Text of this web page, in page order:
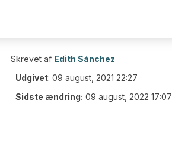
Skrevet af Edith Sánchez
Udgivet: 09 august, 2021 22:27
Sidste ændring: 09 august, 2022 17:07